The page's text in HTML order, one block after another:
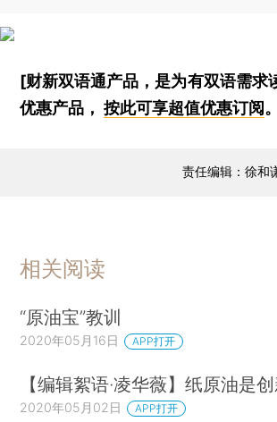
[财新双语通产品，是为有双语需求
优惠产品，按此可享超值优惠订阅
责任编辑：徐和
相关阅读
“原油宝”教训
2020年05月16日 APP打开
【编辑絮语·凌华薇】纸原油是
2020年05月02日 APP打开